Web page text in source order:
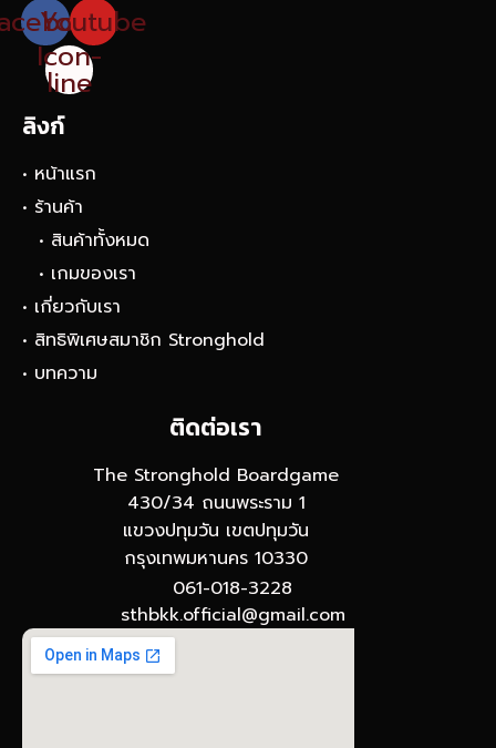
Youtube
Icon-
line
ลิงก์
• หน้าแรก
• ร้านค้า
• สินค้าทั้งหมด
• เกมของเรา
• เกี่ยวกับเรา
• สิทธิพิเศษสมาชิก Stronghold
• บทความ
ติดต่อเรา
The Stronghold Boardgame
430/34 ถนนพระราม 1
แขวงปทุมวัน เขตปทุมวัน
กรุงเทพมหานคร 10330
061-018-3228
sthbkk.official@gmail.com